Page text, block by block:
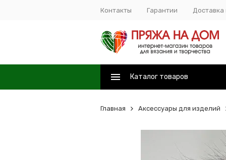
Контакты Гарантии Доставка
Каталог товаров
Главная Аксессуары для изделий